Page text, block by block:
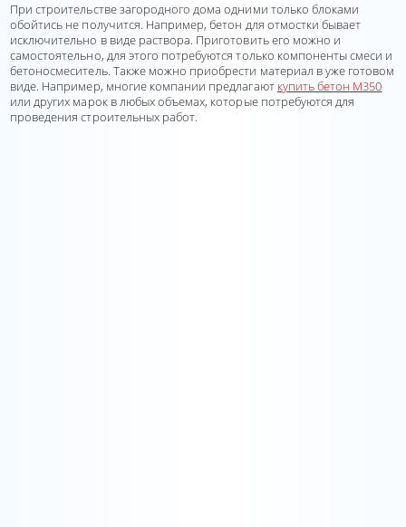
При строительстве загородного дома одними только блоками
обойтись не получится. Например, бетон для отмостки бывает
исключительно в виде раствора. Приготовить его можно и
самостоятельно, для этого потребуются только компоненты смеси и
бетоносмеситель. Также можно приобрести материал в уже готовом
виде. Например, многие компании предлагают купить бетон М350
или других марок в любых объемах, которые потребуются для
проведения строительных работ.